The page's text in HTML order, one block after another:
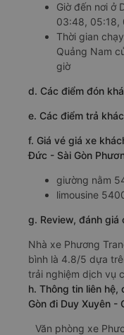
Giờ đến nơi ở
03:48, 05:18,
Thời gian
Quảng Nam
giờ
d. Các điểm đón
e. Các điểm trả
f. Giá vé giá xe
Đức - Sài Gòn
giường nằm
limousine
g. Review, đánh
Nhà xe Phương
bình là 4.8/5 dựa
trải nghiệm dịch vụ
h. Thông tin liên
Gòn đi Duy Xuyên -
Văn phòng xe